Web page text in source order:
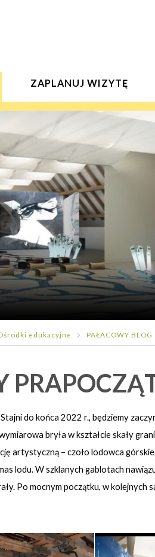
ZAPLANUJ WIZYTĘ
edukacyjne PAŁACOWY BLOG
do końca 2022 r., będziemy
bryła w kształcie skały
artystyczną – czoło lodowca
lodu. W szklanych gablotach
Po mocnym początku, w kolejnych